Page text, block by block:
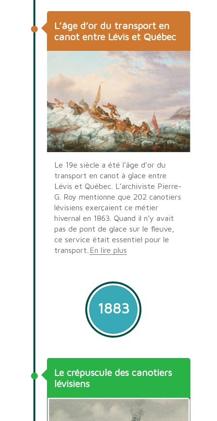
L’âge d’or du transport en
canot entre Lévis et Québec
Le 19e siècle a été l’âge d’or du
transport en canot à glace entre
Lévis et Québec. L’archiviste Pierre-
G. Roy mentionne que 202 canotiers
lévisiens exerçaient ce métier
hivernal en 1863. Quand il n’y avait
pas de pont de glace sur le fleuve,
ce service était essentiel pour le
transport.. En lire plus
1883
Le crépuscule des canotiers
lévisiens